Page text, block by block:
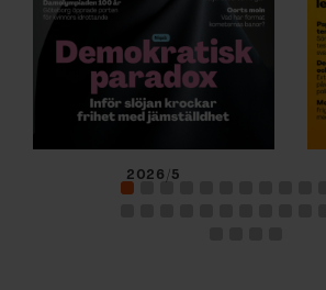
2026/5